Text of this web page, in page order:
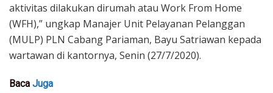
aktivitas dilakukan dirumah atau Work From Home
(WFH),” ungkap Manajer Unit Pelayanan Pelanggan
(MULP) PLN Cabang Pariaman, Bayu Satriawan kepada
wartawan di kantornya, Senin (27/7/2020).
Baca Juga